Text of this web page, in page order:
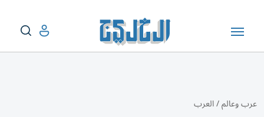
عرب وعالم/العرب